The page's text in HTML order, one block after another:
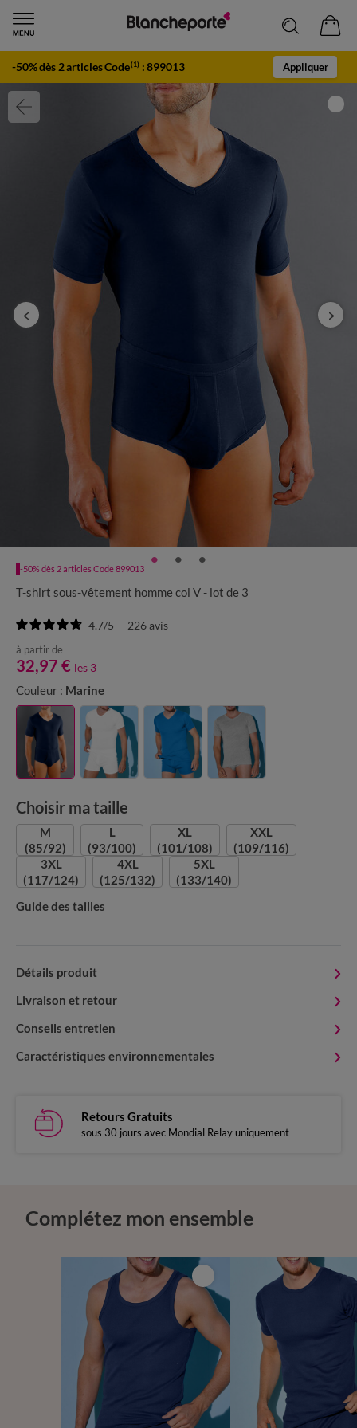
-50% dès 2 articles Code(1) :899013 Appliquer
-50% dès 2 articles Code 899013
T-shirt sous-vêtement homme col V - lot de 3
4.7/5 - 226avis
à partir de
32,97 € les 3
Couleur : Marine
Choisir ma taille
M
(85/92)
L
(93/100)
XL
(101/108)
XXL
(109/116)
3XL
(117/124)
4XL
(125/132)
5XL
(133/140)
Guide des tailles
Détails produit
Livraison et retour
Conseils entretien
Caractéristiques environnementales
Retours Gratuits
sous 30 jours avec Mondial Relay uniquement
Complétez mon ensemble